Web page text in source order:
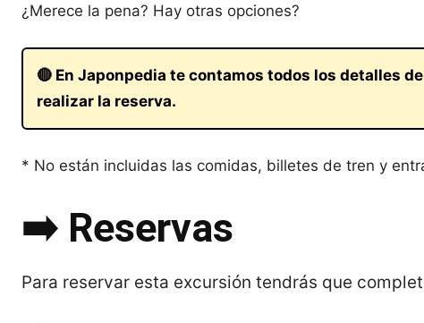
¿Merece la pena? Hay otras opciones?
🔴 En Japonpedia te contamos todos los detalles
realizar la reserva.
* No están incluidas las comidas, billetes de tren y
➡️ Reservas
Para reservar esta excursión tendrás que